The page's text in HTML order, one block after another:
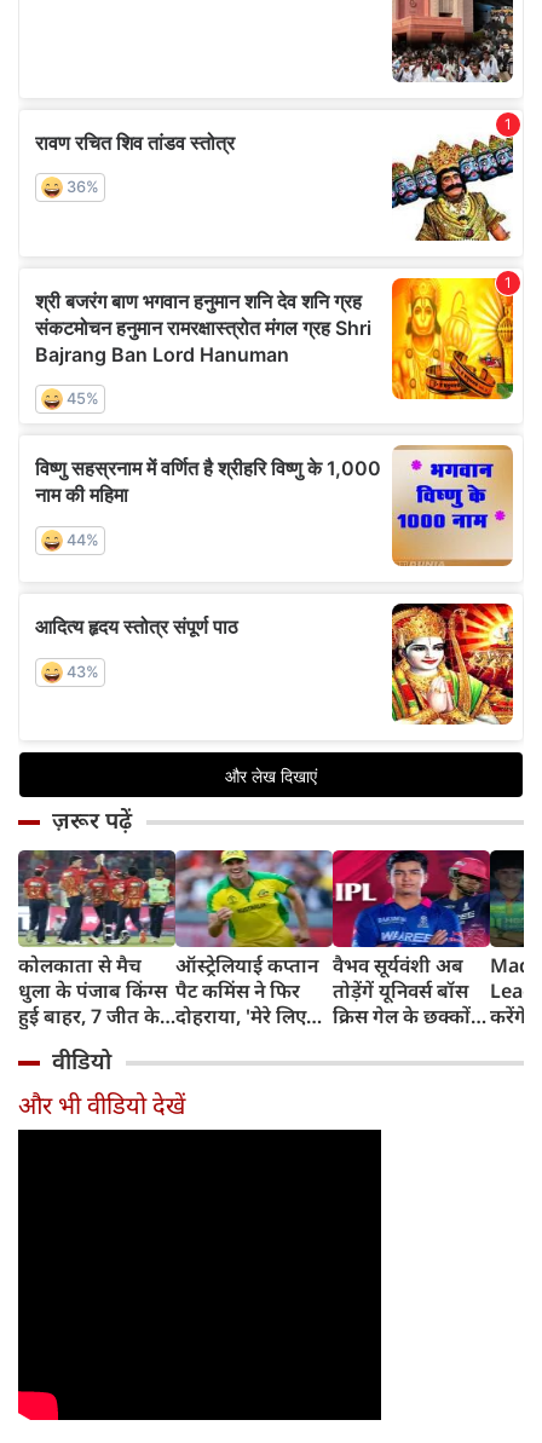
ज़रूर पढ़ें
कोलकाता से मैच
धुला के पंजाब किंग्स
हुई बाहर, 7 जीत के
ऑस्ट्रेलियाई कप्तान
पैट कमिंस ने फिर
दोहराया, 'मेरे लिए
वैभव सूर्यवंशी अब
तोड़ेंगें यूनिवर्स बॉस
क्रिस गेल के छक्कों
करेंगे
टीम में
वीडियो
और भी वीडियो देखें